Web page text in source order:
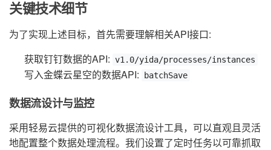
关键技术细节
为了实现上述目标，首先需要理解相关API接口:
获取钉钉数据的API: v1.0/yida/processes/instances
写入金蝶云星空的数据API: batchSave
数据流设计与监控
采用轻易云提供的可视化数据流设计工具，可以直观且灵活
地配置整个数据处理流程。我们设置了定时任务以可靠抓取